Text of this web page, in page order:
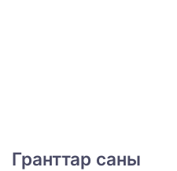
Гранттар саны